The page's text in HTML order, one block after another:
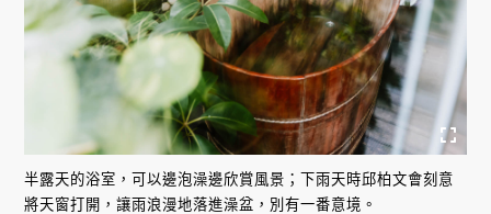
半露天的浴室，可以邊泡澡邊欣賞風景；下雨天時邱柏文會刻意
將天窗打開，讓雨浪漫地落進澡盆，別有一番意境。